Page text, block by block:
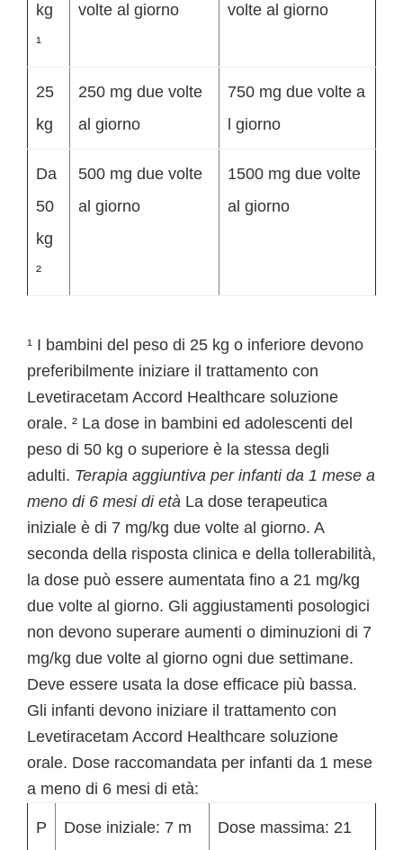
kg
¹
volte al giorno
volte al giorno
25
kg
250 mg due volte
al giorno
750 mg due volte a
l giorno
Da
50
kg
²
500 mg due volte
al giorno
1500 mg due volte
al giorno
¹ I bambini del peso di 25 kg o inferiore devono
preferibilmente iniziare il trattamento con
Levetiracetam Accord Healthcare soluzione
orale. ² La dose in bambini ed adolescenti del
peso di 50 kg o superiore è la stessa degli
adulti. Terapia aggiuntiva per infanti da 1 mese a
meno di 6 mesi di età La dose terapeutica
iniziale è di 7 mg/kg due volte al giorno. A
seconda della risposta clinica e della tollerabilità,
la dose può essere aumentata fino a 21 mg/kg
due volte al giorno. Gli aggiustamenti posologici
non devono superare aumenti o diminuzioni di 7
mg/kg due volte al giorno ogni due settimane.
Deve essere usata la dose efficace più bassa.
Gli infanti devono iniziare il trattamento con
Levetiracetam Accord Healthcare soluzione
orale. Dose raccomandata per infanti da 1 mese
a meno di 6 mesi di età:
P
Dose iniziale: 7 m
Dose massima: 21